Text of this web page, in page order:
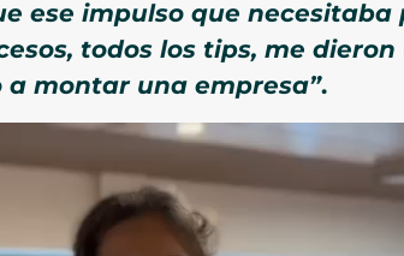
ese impulso que
todos los tips, me
montar una empresa”.